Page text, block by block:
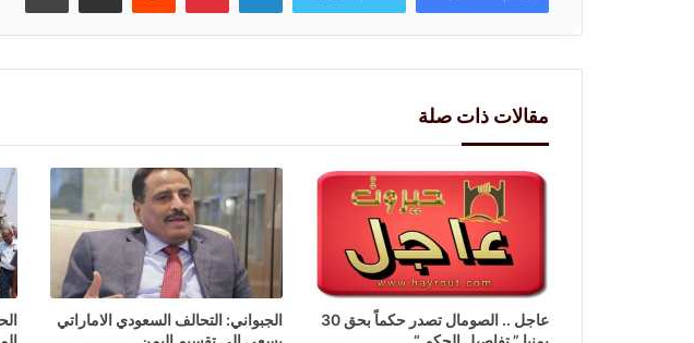
مقالات ذات صلة
الجبواني: التحالف السعودي الاماراتي